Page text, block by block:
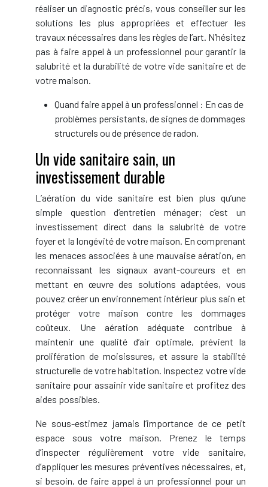
réaliser un diagnostic précis, vous conseiller sur les
solutions les plus appropriées et effectuer les
travaux nécessaires dans les règles de l’art. N’hésitez
pas à faire appel à un professionnel pour garantir la
salubrité et la durabilité de votre vide sanitaire et de
votre maison.
Quand faire appel à un professionnel : En cas de
problèmes persistants, de signes de dommages
structurels ou de présence de radon.
Un vide sanitaire sain, un
investissement durable
L’aération du vide sanitaire est bien plus qu’une
simple question d’entretien ménager; c’est un
investissement direct dans la salubrité de votre
foyer et la longévité de votre maison. En comprenant
les menaces associées à une mauvaise aération, en
reconnaissant les signaux avant-coureurs et en
mettant en œuvre des solutions adaptées, vous
pouvez créer un environnement intérieur plus sain et
protéger votre maison contre les dommages
coûteux. Une aération adéquate contribue à
maintenir une qualité d’air optimale, prévient la
prolifération de moisissures, et assure la stabilité
structurelle de votre habitation. Inspectez votre vide
sanitaire pour assainir vide sanitaire et profitez des
aides possibles.
Ne sous-estimez jamais l’importance de ce petit
espace sous votre maison. Prenez le temps
d’inspecter régulièrement votre vide sanitaire,
d’appliquer les mesures préventives nécessaires, et,
si besoin, de faire appel à un professionnel pour un